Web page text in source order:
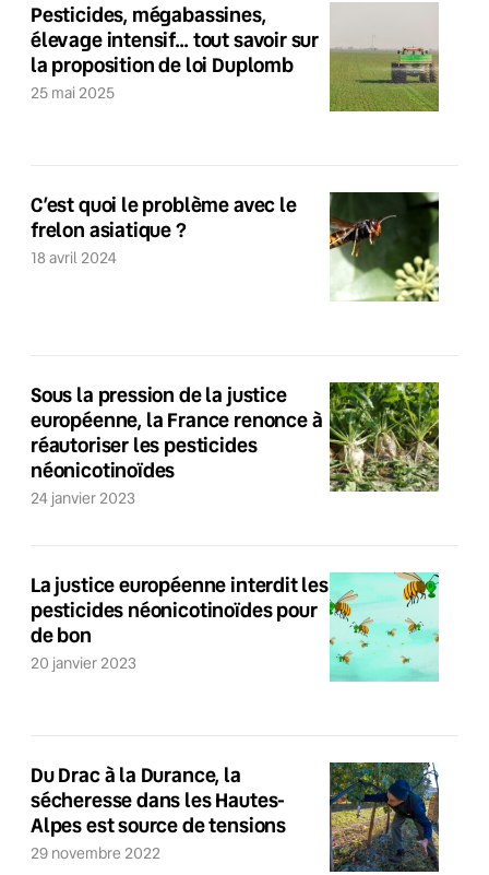
Pesticides, mégabassines,
élevage intensif… tout savoir sur
la proposition de loi Duplomb
25 mai 2025
C’est quoi le problème avec le
frelon asiatique ?
18 avril 2024
Sous la pression de la justice
européenne, la France renonce à
réautoriser les pesticides
néonicotinoïdes
24 janvier 2023
La justice européenne interdit les
pesticides néonicotinoïdes pour
de bon
20 janvier 2023
Du Drac à la Durance, la
sécheresse dans les Hautes-
Alpes est source de tensions
29 novembre 2022